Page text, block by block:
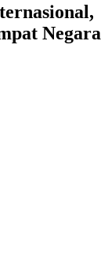
Negara